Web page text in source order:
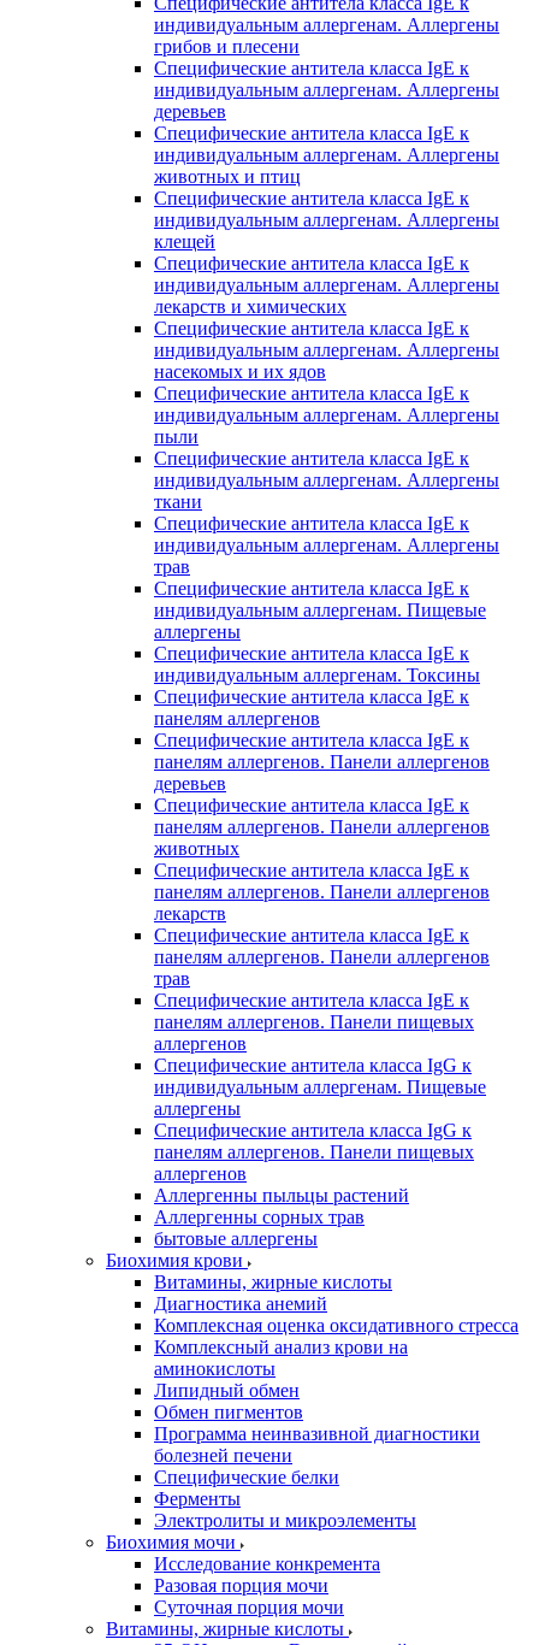
индивидуальным аллергенам. Аллергены
грибов и плесени
Специфические антитела класса IgE к
индивидуальным аллергенам. Аллергены
деревьев
Специфические антитела класса IgE к
индивидуальным аллергенам. Аллергены
животных и птиц
Специфические антитела класса IgE к
индивидуальным аллергенам. Аллергены
клещей
Специфические антитела класса IgE к
индивидуальным аллергенам. Аллергены
лекарств и химических
Специфические антитела класса IgE к
индивидуальным аллергенам. Аллергены
насекомых и их ядов
Специфические антитела класса IgE к
индивидуальным аллергенам. Аллергены
пыли
Специфические антитела класса IgE к
индивидуальным аллергенам. Аллергены
ткани
Специфические антитела класса IgE к
индивидуальным аллергенам. Аллергены
трав
Специфические антитела класса IgE к
индивидуальным аллергенам. Пищевые
аллергены
Специфические антитела класса IgE к
индивидуальным аллергенам. Токсины
Специфические антитела класса IgE к
панелям аллергенов
Специфические антитела класса IgE к
панелям аллергенов. Панели аллергенов
деревьев
Специфические антитела класса IgE к
панелям аллергенов. Панели аллергенов
животных
Специфические антитела класса IgE к
панелям аллергенов. Панели аллергенов
лекарств
Специфические антитела класса IgE к
панелям аллергенов. Панели аллергенов
трав
Специфические антитела класса IgE к
панелям аллергенов. Панели пищевых
аллергенов
Специфические антитела класса IgG к
индивидуальным аллергенам. Пищевые
аллергены
Специфические антитела класса IgG к
панелям аллергенов. Панели пищевых
аллергенов
Аллергенны пыльцы растений
Аллергенны сорных трав
бытовые аллергены
Биохимия крови
Витамины, жирные кислоты
Диагностика анемий
Комплексная оценка оксидативного стресса
Комплексный анализ крови на
аминокислоты
Липидный обмен
Обмен пигментов
Программа неинвазивной диагностики
болезней печени
Специфические белки
Ферменты
Электролиты и микроэлементы
Биохимия мочи
Исследование конкремента
Разовая порция мочи
Суточная порция мочи
Витамины, жирные кислоты